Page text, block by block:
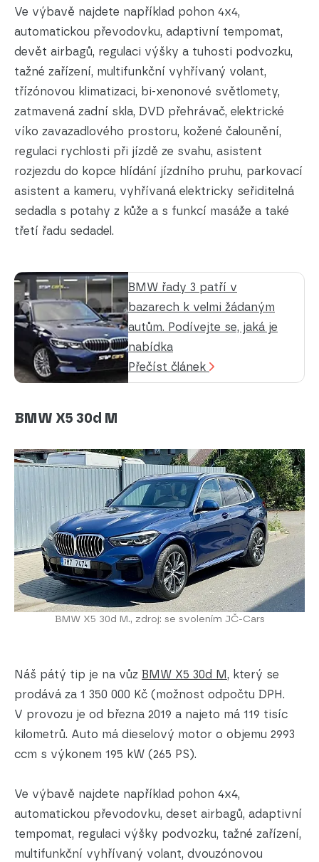
Ve výbavě najdete například pohon 4x4,
automatickou převodovku, adaptivní tempomat,
devět airbagů, regulaci výšky a tuhosti podvozku,
tažné zařízení, multifunkční vyhřívaný volant,
třízónovou klimatizaci, bi-xenonové světlomety,
zatmavená zadní skla, DVD přehrávač, elektrické
víko zavazadlového prostoru, kožené čalounění,
regulaci rychlosti při jízdě ze svahu, asistent
rozjezdu do kopce hlídání jízdního pruhu, parkovací
asistent a kameru, vyhřívaná elektricky seřiditelná
sedadla s potahy z kůže a s funkcí masáže a také
třetí řadu sedadel.
BMW řady 3 patří v
bazarech k velmi žádaným
autům. Podívejte se, jaká je
nabídka
Přečíst článek
BMW X5 30d M
BMW X5 30d M., zdroj: se svolením JČ-Cars
Náš pátý tip je na vůz BMW X5 30d M, který se
prodává za 1 350 000 Kč (možnost odpočtu DPH.
V provozu je od března 2019 a najeto má 119 tisíc
kilometrů. Auto má dieselový motor o objemu 2993
ccm s výkonem 195 kW (265 PS).
Ve výbavě najdete například pohon 4x4,
automatickou převodovku, deset airbagů, adaptivní
tempomat, regulaci výšky podvozku, tažné zařízení,
multifunkční vyhřívaný volant, dvouzónovou